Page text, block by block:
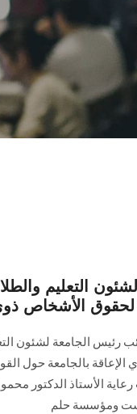
التعليم
لحقوق الأشخاص
رئيس الجامعة لشئون
بالجامعة حول
الأستاذ الدكتور
ومؤسسة حلم